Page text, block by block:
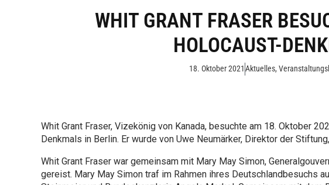
WHIT GRANT FRASER
HOLOCAUST-
18. Oktober 2021Aktuelles,
Whit Grant Fraser, Vizekönig von Kanada, besuchte am 18. Oktober
Denkmals in Berlin. Er wurde von Uwe Neumärker, Direktor der
Whit Grant Fraser war gemeinsam mit Mary May Simon,
gereist. Mary May Simon traf im Rahmen ihres Deutschlandbesuchs